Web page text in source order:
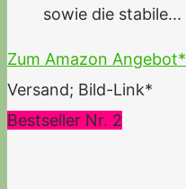
sowie die stabile...
Zum Amazon Angebot*
Versand; Bild-Link*
Bestseller Nr. 2